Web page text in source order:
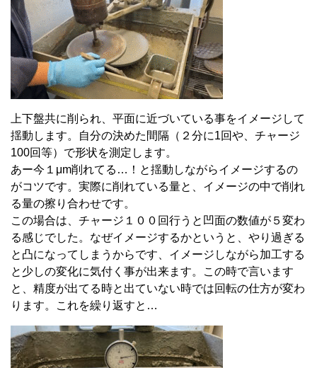
上下盤共に削られ、平面に近づいている事をイメージして
揺動します。自分の決めた間隔（２分に1回や、チャージ
100回等）で形状を測定します。
あー今１μm削れてる…！と揺動しながらイメージするの
がコツです。実際に削れている量と、イメージの中で削れ
る量の擦り合わせです。
この場合は、チャージ１００回行うと凹面の数値が５変わ
る感じでした。なぜイメージするかというと、やり過ぎる
と凸になってしまうからです、イメージしながら加工する
と少しの変化に気付く事が出来ます。この時で言います
と、精度が出てる時と出ていない時では回転の仕方が変わ
ります。これを繰り返すと…